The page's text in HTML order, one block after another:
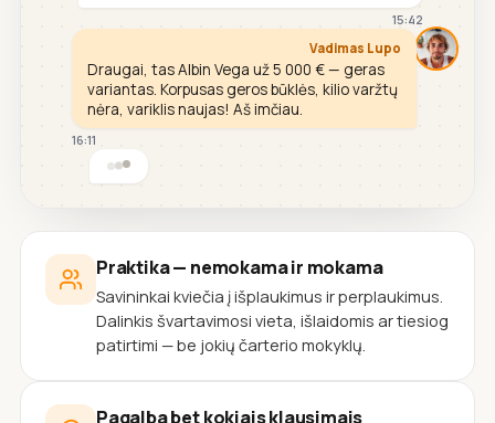
15:42
Vadimas Lupo
Draugai, tas Albin Vega už 5 000 € — geras
variantas. Korpusas geros būklės, kilio varžtų
nėra, variklis naujas! Aš imčiau.
16:11
Praktika — nemokama ir mokama
Savininkai kviečia į išplaukimus ir perplaukimus.
Dalinkis švartavimosi vieta, išlaidomis ar tiesiog
patirtimi — be jokių čarterio mokyklų.
Pagalba bet kokiais klausimais